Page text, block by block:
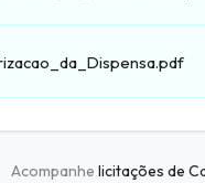
Acompanhe licitações de